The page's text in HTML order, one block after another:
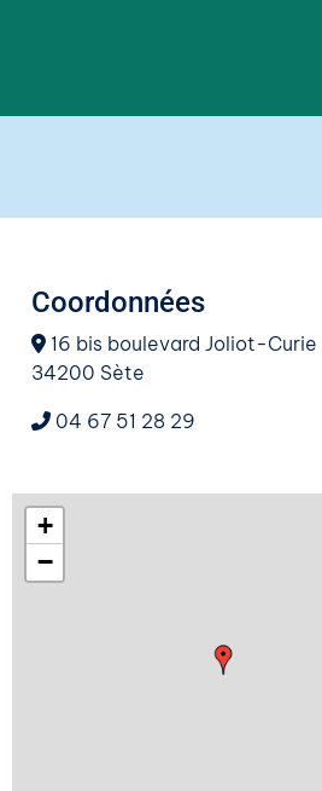
Coordonnées
16 bis boulevard Joliot-Curie
34200 Sète
04 67 51 28 29
+
−